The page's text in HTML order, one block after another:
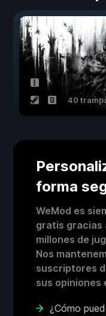
40
forma
WeMod es
gratis gracias
millones de
Nos
suscriptores
sus opiniones
¿Cómo